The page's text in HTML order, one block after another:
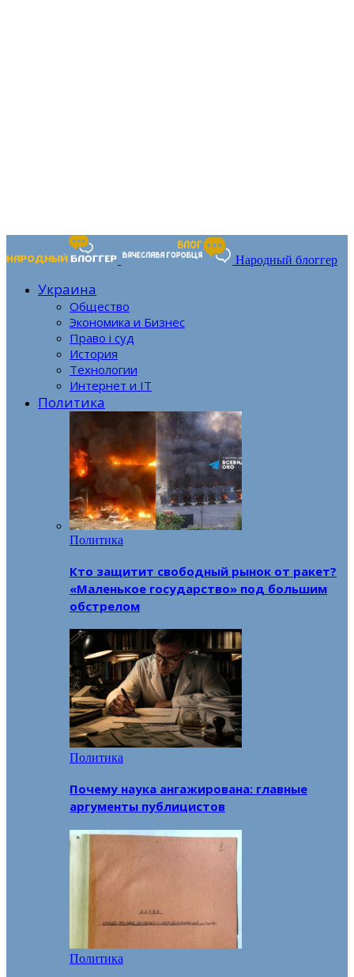
Народный блоггер
Украина
Общество
Экономика и Бизнес
Право і суд
История
Технологии
Интернет и IT
Политика
Политика
Кто защитит свободный рынок от ракет?
«Маленькое государство» под большим
обстрелом
Политика
Почему наука ангажирована: главные
аргументы публицистов
Политика